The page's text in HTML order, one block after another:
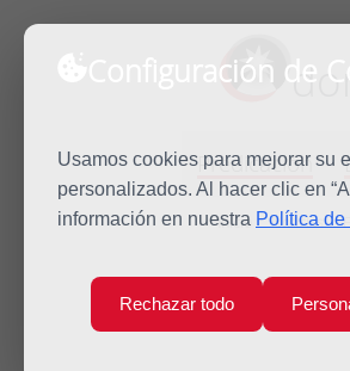
Configuración de
Usamos cookies para mejorar su
personalizados. Al hacer clic en
información en nuestra Política
Rechazar todo
Predicación
Inicio Noticias